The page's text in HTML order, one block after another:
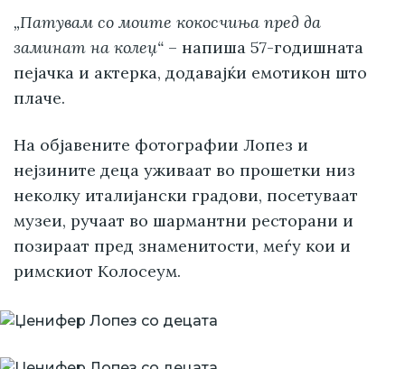
„Патувам со моите кокосчиња пред да
заминат на колеџ“ – напиша 57-годишната
пејачка и актерка, додавајќи емотикон што
плаче.
На објавените фотографии Лопез и
нејзините деца уживаат во прошетки низ
неколку италијански градови, посетуваат
музеи, ручаат во шармантни ресторани и
позираат пред знаменитости, меѓу кои и
римскиот Колосеум.